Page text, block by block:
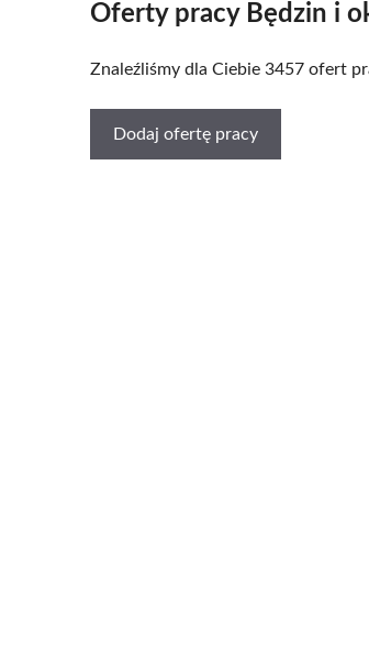
Oferty pracy Będzin i
Znaleźliśmy dla Ciebie 3457 ofert
Dodaj ofertę pracy